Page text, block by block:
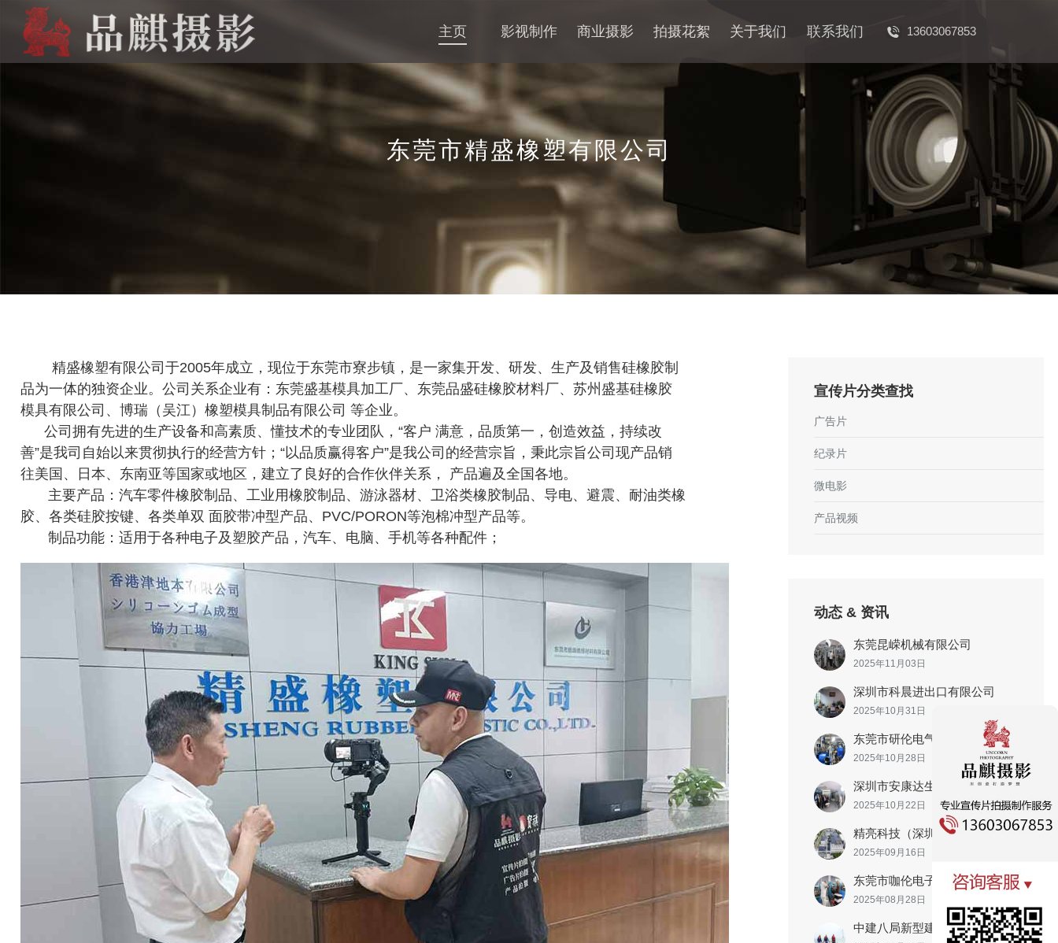
13603067853
主页 影视制作 商业摄影 拍摄花絮 关于我们 联系我们
东莞市精盛橡塑有限公司
精盛橡塑有限公司于2005年成立，现位于东莞市寮步镇，是一家集开发、研发、生产及销售硅橡胶制
品为一体的独资企业。公司关系企业有：东莞盛基模具加工厂、东莞品盛硅橡胶材料厂、苏州盛基硅橡胶
模具有限公司、博瑞（吴江）橡塑模具制品有限公司 等企业。
公司拥有先进的生产设备和高素质、懂技术的专业团队，“客户 满意，品质第一，创造效益，持续改
善”是我司自始以来贯彻执行的经营方针；“以品质赢得客户”是我公司的经营宗旨，秉此宗旨公司现产品销
往美国、日本、东南亚等国家或地区，建立了良好的合作伙伴关系， 产品遍及全国各地。
主要产品：汽车零件橡胶制品、工业用橡胶制品、游泳器材、卫浴类橡胶制品、导电、避震、耐油类橡
胶、各类硅胶按键、各类单双 面胶带冲型产品、PVC/PORON等泡棉冲型产品等。
制品功能：适用于各种电子及塑胶产品，汽车、电脑、手机等各种配件；
宣传片分类查找
广告片
纪录片
微电影
产品视频
动态 & 资讯
东莞昆嵘机械有限公司
2025年11月03日
深圳市科晨进出口有限公司
2025年10月31日
东莞市研伦电气有限公司
2025年10月28日
深圳市安康达生物科技发展有限公司
2025年10月22日
精亮科技（深圳）有限公司
2025年09月16日
东莞市咖伦电子有限公司
2025年08月28日
中建八局新型建造工程有限公司